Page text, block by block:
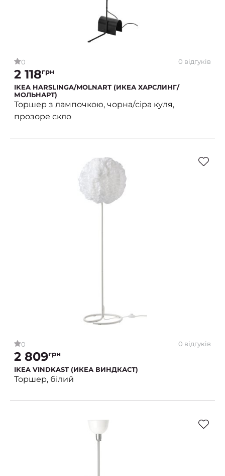
0 0 відгуків
2 118грн
IKEA HARSLINGA/MOLNART (ИКЕА ХАРСЛИНГ/
МОЛЬНАРТ)
Торшер з лампочкою, чорна/сіра куля,
прозоре скло
0 0 відгуків
2 809грн
IKEA VINDKAST (ИКЕА ВИНДКАСТ)
Торшер, білий